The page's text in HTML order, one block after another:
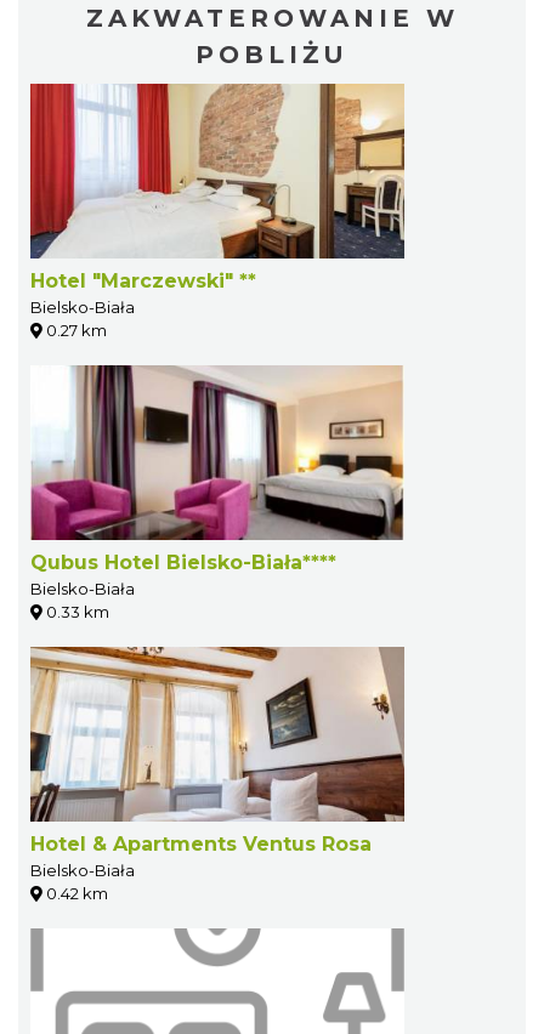
ZAKWATEROWANIE W
POBLIŻU
Hotel "Marczewski" **
Bielsko-Biała
0.27 km
Qubus Hotel Bielsko-Biała****
Bielsko-Biała
0.33 km
Hotel & Apartments Ventus Rosa
Bielsko-Biała
0.42 km